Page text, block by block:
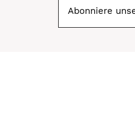
Abonniere